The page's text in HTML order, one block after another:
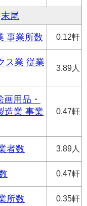
末尾
事業所数 0.12軒
ス業 従業
3.89人
用品・
造業 事業
0.47軒
者数 3.89人
0.47軒
所数 0.35軒